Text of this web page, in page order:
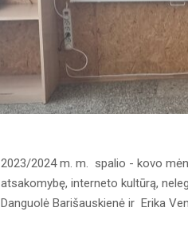
2023/2024 m. m. spalio - kovo
atsakomybę, interneto kultūrą,
Danguolė Barišauskienė ir Erika